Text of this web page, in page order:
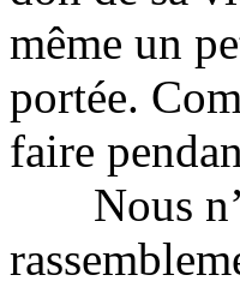
même un
portée.
faire
Nous